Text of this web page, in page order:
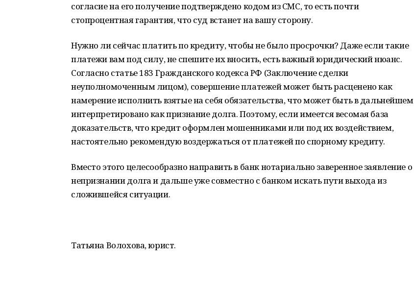
согласие на его получение подтверждено кодом из СМС, то есть почти
стопроцентная гарантия, что суд встанет на вашу сторону.
Нужно ли сейчас платить по кредиту, чтобы не было просрочки? Даже если такие
платежи вам под силу, не спешите их вносить, есть важный юридический нюанс.
Согласно статье 183 Гражданского кодекса РФ (Заключение сделки
неуполномоченным лицом), совершение платежей может быть расценено как
намерение исполнить взятые на себя обязательства, что может быть в дальнейшем
интерпретировано как признание долга. Поэтому, если имеется весомая база
доказательств, что кредит оформлен мошенниками или под их воздействием,
настоятельно рекомендую воздержаться от платежей по спорному кредиту.
Вместо этого целесообразно направить в банк нотариально заверенное заявление о
непризнании долга и дальше уже совместно с банком искать пути выхода из
сложившейся ситуации.
Татьяна Волохова, юрист.